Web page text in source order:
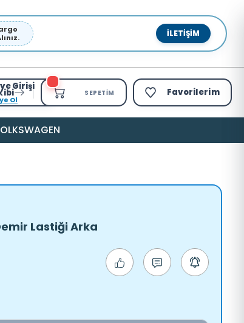
İLETIŞIM
Girişi
Ol
SEPETIM Favorilerim
Lastiği Arka